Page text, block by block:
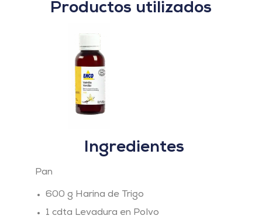
Productos utilizados
Ingredientes
Pan
600 g Harina de Trigo
1 cdta Levadura en Polvo